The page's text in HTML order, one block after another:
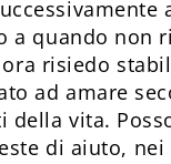
a quando non
risiedo
ad amare
vita.
di aiuto,